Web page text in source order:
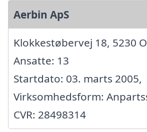
Aerbin ApS
Klokkestøbervej 18, 5230
Ansatte: 13
Startdato: 03. marts 2005,
Virksomhedsform:
CVR: 28498314